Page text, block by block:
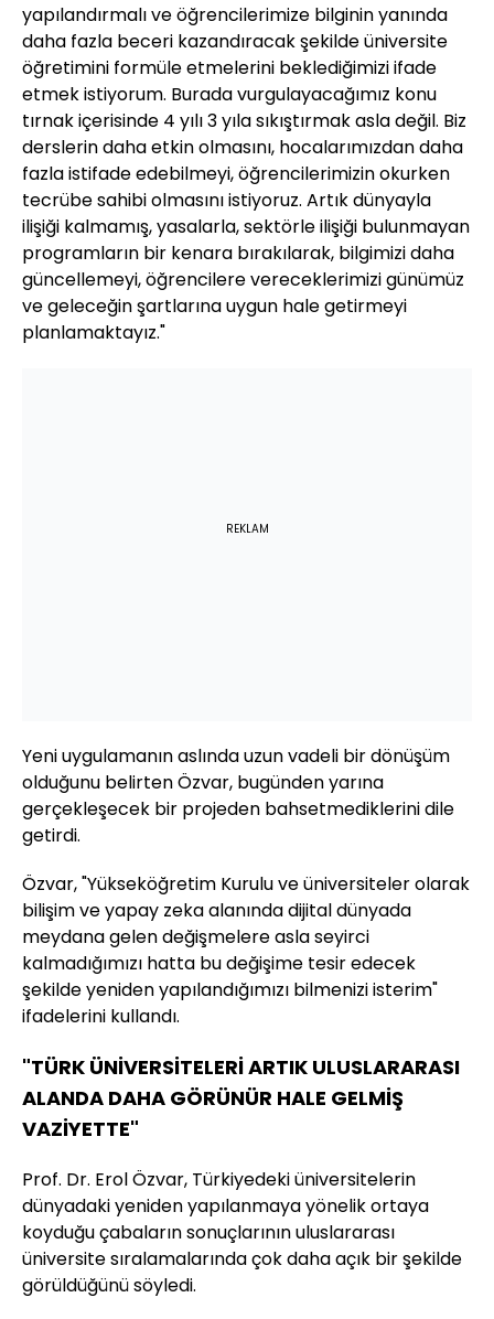
yapılandırmalı ve öğrencilerimize bilginin yanında
daha fazla beceri kazandıracak şekilde üniversite
öğretimini formüle etmelerini beklediğimizi ifade
etmek istiyorum. Burada vurgulayacağımız konu
tırnak içerisinde 4 yılı 3 yıla sıkıştırmak asla değil. Biz
derslerin daha etkin olmasını, hocalarımızdan daha
fazla istifade edebilmeyi, öğrencilerimizin okurken
tecrübe sahibi olmasını istiyoruz. Artık dünyayla
ilişiği kalmamış, yasalarla, sektörle ilişiği bulunmayan
programların bir kenara bırakılarak, bilgimizi daha
güncellemeyi, öğrencilere vereceklerimizi günümüz
ve geleceğin şartlarına uygun hale getirmeyi
planlamaktayız."
REKLAM
Yeni uygulamanın aslında uzun vadeli bir dönüşüm
olduğunu belirten Özvar, bugünden yarına
gerçekleşecek bir projeden bahsetmediklerini dile
getirdi.
Özvar, "Yükseköğretim Kurulu ve üniversiteler olarak
bilişim ve yapay zeka alanında dijital dünyada
meydana gelen değişmelere asla seyirci
kalmadığımızı hatta bu değişime tesir edecek
şekilde yeniden yapılandığımızı bilmenizi isterim"
ifadelerini kullandı.
"TÜRK ÜNİVERSİTELERİ ARTIK ULUSLARARASI
ALANDA DAHA GÖRÜNÜR HALE GELMİŞ
VAZİYETTE"
Prof. Dr. Erol Özvar, Türkiyedeki üniversitelerin
dünyadaki yeniden yapılanmaya yönelik ortaya
koyduğu çabaların sonuçlarının uluslararası
üniversite sıralamalarında çok daha açık bir şekilde
görüldüğünü söyledi.